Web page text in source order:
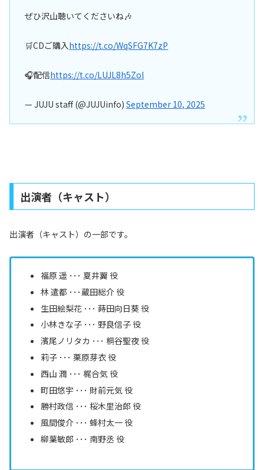
ぜひ沢山聴いてくださいね🎶
🛒CDご購入https://t.co/WqSFG7K7zP
🎧配信https://t.co/LUJL8h5Zol
— JUJU staff (@JUJUinfo)September 10, 2025
出演者（キャスト）
出演者（キャスト）の一部です。
福原 遥 ･･･ 夏井翼 役
林 遣都 ･･･蔵田総介 役
生田絵梨花 ･･･ 蒔田向日葵 役
小林きな子 ･･･ 野良信子 役
濱尾ノリタカ ･･･ 桐谷聖夜 役
莉子 ･･･ 栗原芽衣 役
西山 潤 ･･･ 梶合気 役
町田悠宇 ･･･ 財前元気 役
勝村政信 ･･･ 桜木里治郎 役
風間俊介 ･･･ 蜂村太一 役
柳葉敏郎 ･･･ 南野丞 役